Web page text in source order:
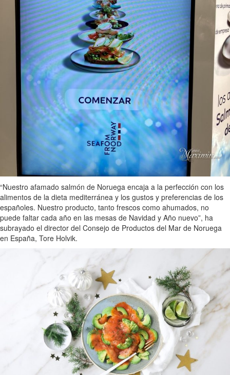
“Nuestro afamado salmón de Noruega encaja a la perfección con los
alimentos de la dieta mediterránea y los gustos y preferencias de los
españoles. Nuestro producto, tanto frescos como ahumados, no
puede faltar cada año en las mesas de Navidad y Año nuevo”, ha
subrayado el director del Consejo de Productos del Mar de Noruega
en España, Tore Holvik.